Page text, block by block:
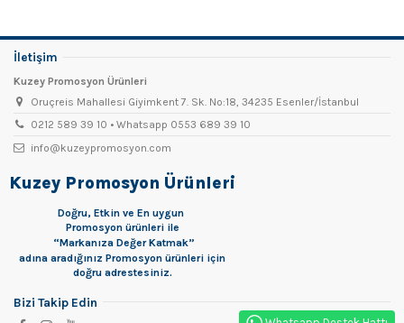
İletişim
Kuzey Promosyon Ürünleri
Oruçreis Mahallesi Giyimkent 7. Sk. No:18, 34235 Esenler/İstanbul
0212 589 39 10 • Whatsapp 0553 689 39 10
info@kuzeypromosyon.com
Kuzey Promosyon Ürünleri
Doğru, Etkin ve En uygun
Promosyon ürünleri ile
“Markanıza Değer Katmak”
adına aradığınız Promosyon ürünleri için
doğru adrestesiniz.
Bizi Takip Edin